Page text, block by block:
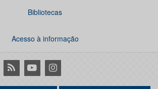
Bibliotecas
Acesso à informação
RSS YoutubeInstagram